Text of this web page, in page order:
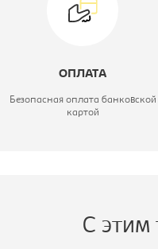
ОПЛАТА
Безопасная оплата банковской
картой
С этим